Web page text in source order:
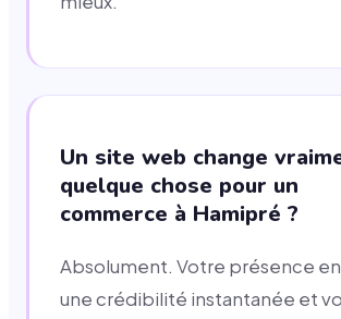
Un site web change
quelque chose pour un
commerce à Hamipré ?
Absolument. Votre présence
une crédibilité instantanée et